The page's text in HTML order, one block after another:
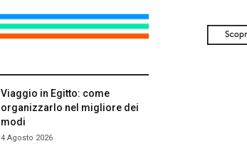
Viaggio in Egitto: come
organizzarlo nel migliore dei
modi
4 Agosto 2026